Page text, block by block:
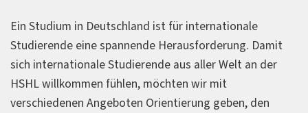
Ein Studium in Deutschland ist für internationale
Studierende eine spannende Herausforderung. Damit
sich internationale Studierende aus aller Welt an der
HSHL willkommen fühlen, möchten wir mit
verschiedenen Angeboten Orientierung geben, den